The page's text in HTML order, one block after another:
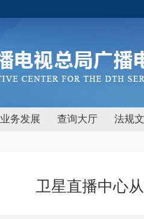
业务发展 查询大厅 法规
卫星直播中心